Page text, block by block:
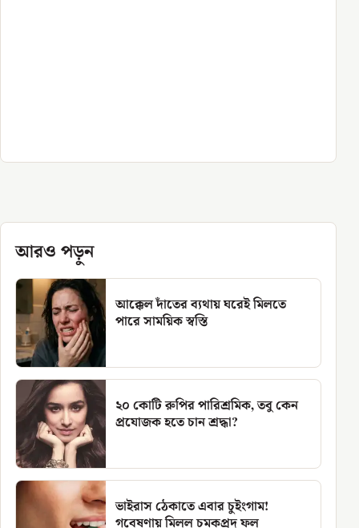
আরও পড়ুন
আক্কেল দাঁতের ব্যথায় ঘরেই মিলতে
পারে সাময়িক স্বস্তি
২০ কোটি রুপির পারিশ্রমিক, তবু কেন
প্রযোজক হতে চান শ্রদ্ধা?
ভাইরাস ঠেকাতে এবার চুইংগাম!
গবেষণায় মিলল চমকপ্রদ ফল